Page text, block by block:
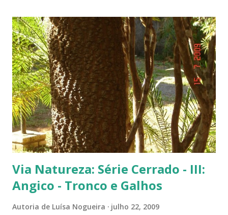
árvores dando as boas vindas na entrada de uma lanchonete, na
rodovia que liga Goiânia a Brasília ( Lanchonete Jerivá ).
Flamboyants do Jerivá Flamboyant amarelo - Este está em Brasília,
logo depois da Ponte das Garças - conhecida como 'a ponte do
(Conjunto Comercial) Gilberto Salomão', no sentid...
Via Natureza: Série Cerrado - III:
Angico - Tronco e Galhos
Autoria de Luísa Nogueira julho 22, 2009